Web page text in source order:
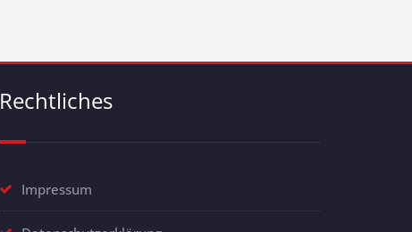
Rechtliches
Impressum